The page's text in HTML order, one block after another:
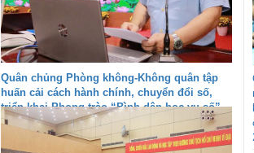
Quân chủng Phòng không-Không quân tập
huấn cải cách hành chính, chuyển đổi số,
triển khai Phong trào “Bình dân học vụ số”